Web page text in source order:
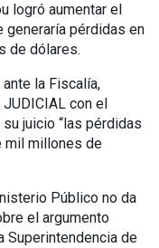
logró aumentar el
generaría pérdidas en
de dólares.
la Fiscalía,
JUDICIAL con el
juicio “las pérdidas
mil millones de
Público no da
el argumento
Superintendencia de